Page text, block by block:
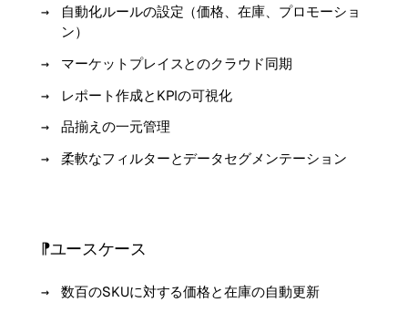
自動化ルールの設定（価格、在庫、プロモーショ
ン）
マーケットプレイスとのクラウド同期
レポート作成とKPIの可視化
品揃えの一元管理
柔軟なフィルターとデータセグメンテーション
ユースケース
数百のSKUに対する価格と在庫の自動更新